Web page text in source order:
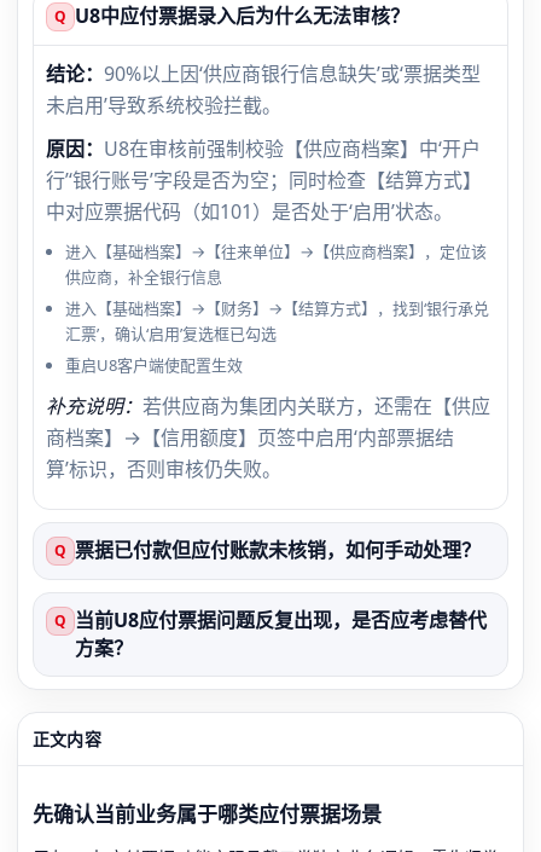
Q U8中应付票据录入后为什么无法审核？
结论： 90%以上因‘供应商银行信息缺失’或‘票据类型
未启用’导致系统校验拦截。
原因： U8在审核前强制校验【供应商档案】中‘开户
行’‘银行账号’字段是否为空；同时检查【结算方式】
中对应票据代码（如101）是否处于‘启用’状态。
进入【基础档案】→【往来单位】→【供应商档案】，定位该
供应商，补全银行信息
进入【基础档案】→【财务】→【结算方式】，找到‘银行承兑
汇票’，确认‘启用’复选框已勾选
重启U8客户端使配置生效
补充说明： 若供应商为集团内关联方，还需在【供应
商档案】→【信用额度】页签中启用‘内部票据结
算’标识，否则审核仍失败。
Q 票据已付款但应付账款未核销，如何手动处理？
Q 当前U8应付票据问题反复出现，是否应考虑替代
方案？
正文内容
先确认当前业务属于哪类应付票据场景